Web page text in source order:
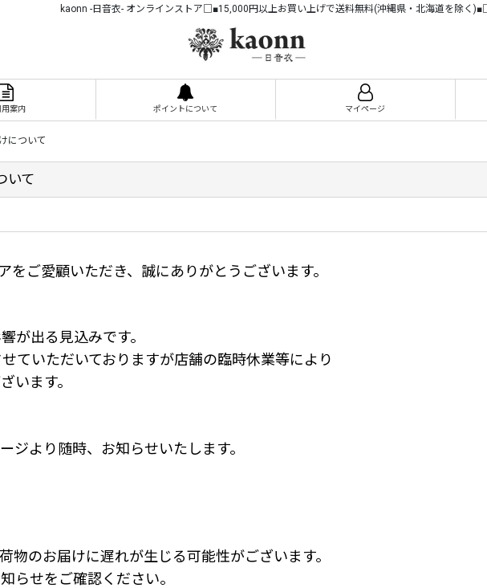
kaonn -日音衣- オンラインストア□■15,000円以上お買い上げで送料無料(沖縄県・北海道を除く)■□
用案内 ポイントについて マイページ
について
いて
をご愛顧いただき、誠にありがとうございます。
が出る見込みです。
ていただいておりますが店舗の臨時休業等により
います。
より随時、お知らせいたします。
物のお届けに遅れが生じる可能性がございます。
らせをご確認ください。